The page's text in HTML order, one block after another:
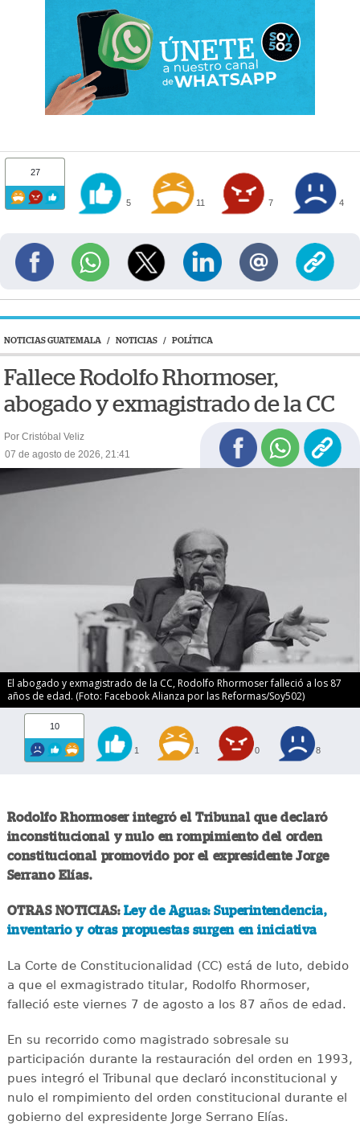
27
5 11 7 4
NOTICIAS GUATEMALA / NOTICIAS / POLÍTICA
Fallece Rodolfo Rhormoser,
abogado y exmagistrado de la CC
Por Cristóbal Veliz
07 de agosto de 2026, 21:41
El abogado y exmagistrado de la CC, Rodolfo Rhormoser falleció a los 87
años de edad. (Foto: Facebook Alianza por las Reformas/Soy502)
10
1 1 0 8
Rodolfo Rhormoser integró el Tribunal que declaró
inconstitucional y nulo en rompimiento del orden
constitucional promovido por el expresidente Jorge
Serrano Elías.
OTRAS NOTICIAS: Ley de Aguas: Superintendencia,
inventario y otras propuestas surgen en iniciativa
La Corte de Constitucionalidad (CC) está de luto, debido
a que el exmagistrado titular, Rodolfo Rhormoser,
falleció este viernes 7 de agosto a los 87 años de edad.
En su recorrido como magistrado sobresale su
participación durante la restauración del orden en 1993,
pues integró el Tribunal que declaró inconstitucional y
nulo el rompimiento del orden constitucional durante el
gobierno del expresidente Jorge Serrano Elías.